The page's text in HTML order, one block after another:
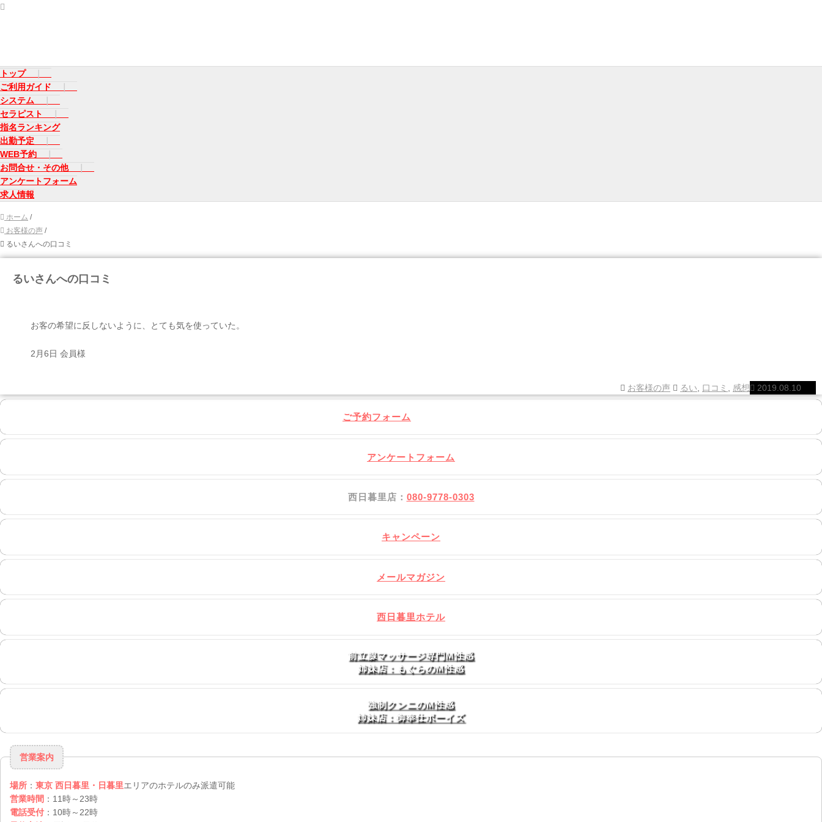
トップ
ご利用ガイド
システム
セラピスト
指名ランキング
出勤予定
WEB予約
お問合せ・その他
アンケートフォーム
求人情報
ホーム /
お客様の声 /
るいさんへの口コミ
るいさんへの口コミ
お客の希望に反しないように、とても気を使っていた。
2月6日 会員様
2019.08.10
お客様の声 るい 口コミ 感想
ご予約フォーム
アンケートフォーム
西日暮里店： 080-9778-0303
キャンペーン
メールマガジン
西日暮里ホテル
前立腺マッサージ専門M性感
姉妹店：もぐらのM性感
強制クンニのM性感
姉妹店：御奉仕ボーイズ
営業案内
場所 ： 東京 西日暮里・日暮里エリアのホテルのみ派遣可能
営業時間 ：11時～23時
電話受付 ：10時～22時